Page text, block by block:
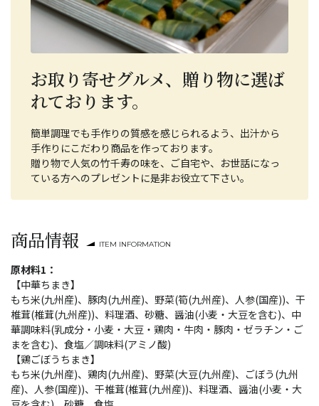
お取り寄せグルメ、贈り物に選ば
れております。
簡単調理でも手作りの質感を感じられるよう、出汁から
手作りにこだわり商品を作っております。
贈り物で人気の竹千寿の味を、ご自宅や、お世話になっ
ている方へのプレゼントに是非お役立て下さい。
商品情報 ITEM INFORMATION
原材料1：
【中華ちまき】
もち米(九州産)、豚肉(九州産)、野菜(筍(九州産)、人参(国産))、干
椎茸(椎茸(九州産))、料理酒、砂糖、醤油(小麦・大豆を含む)、中
華調味料(乳成分・小麦・大豆・鶏肉・牛肉・豚肉・ゼラチン・ご
まを含む)、食塩／調味料(アミノ酸)
【鶏ごぼうちまき】
もち米(九州産)、鶏肉(九州産)、野菜(大豆(九州産)、ごぼう(九州
産)、人参(国産))、干椎茸(椎茸(九州産))、料理酒、醤油(小麦・大